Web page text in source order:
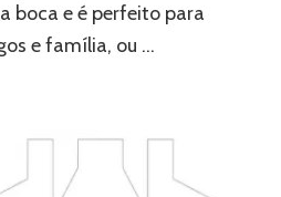
boca e é perfeito para
e família, ou …